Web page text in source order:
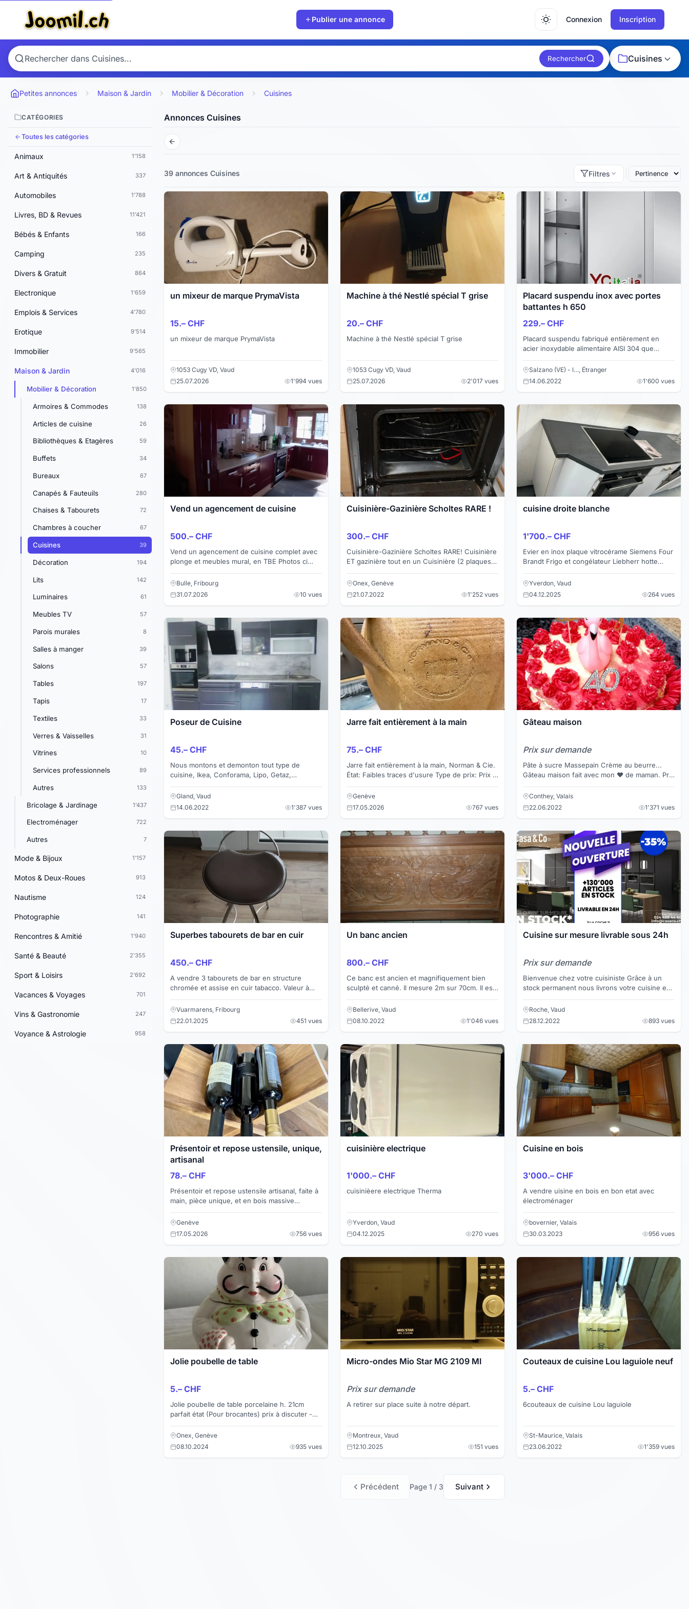
Publier une annonce Connexion Inscription
Rechercher Cuisines
Petites annonces Maison & Jardin Mobilier & Décoration Cuisines
CATÉGORIES
Toutes les catégories
Animaux 1'158
Art & Antiquités 337
Automobiles 1'788
Livres, BD & Revues 11'421
Bébés & Enfants 166
Camping 235
Divers & Gratuit 864
Electronique 1'659
Emplois & Services 4'780
Erotique 9'514
Immobilier 9'565
Maison & Jardin 4'016
Mobilier & Décoration 1'850
Armoires & Commodes 138
Articles de cuisine 26
Bibliothèques & Etagères 59
Buffets 34
Bureaux 67
Canapés & Fauteuils 280
Chaises & Tabourets 72
Chambres à coucher 67
Cuisines 39
Décoration 194
Lits 142
Luminaires 61
Meubles TV 57
Parois murales 8
Salles à manger 39
Salons 57
Tables 197
Tapis 17
Textiles 33
Verres & Vaisselles 31
Vitrines 10
Services professionnels 89
Autres 133
Bricolage & Jardinage 1'437
Electroménager 722
Autres 7
Mode & Bijoux 1'157
Motos & Deux-Roues 913
Nautisme 124
Photographie 141
Rencontres & Amitié 1'940
Santé & Beauté 2'355
Sport & Loisirs 2'692
Vacances & Voyages 701
Vins & Gastronomie 247
Voyance & Astrologie 958
Annonces Cuisines
39 annonces Cuisines Filtres
un mixeur de marque PrymaVista
15.– CHF
un mixeur de marque PrymaVista
1053 Cugy VD, Vaud
25.07.2026
1'994 vues
Machine à thé Nestlé spécial T grise
20.– CHF
Machine à thé Nestlé spécial T grise
1053 Cugy VD, Vaud
25.07.2026
2'017 vues
Placard suspendu inox avec portes
battantes h 650
229.– CHF
Placard suspendu fabriqué entièrement en
acier inoxydable alimentaire AISI 304 que
intermédiaire réglable pou...
Salzano (VE) - I…, Étranger
14.06.2022
1'600 vues
Vend un agencement de cuisine
500.– CHF
Vend un agencement de cuisine complet avec
plonge et meubles mural, en TBE Photos ci
Bulle, Fribourg
31.07.2026
10 vues
Cuisinière-Gazinière Scholtes RARE !
300.– CHF
Cuisinière-Gazinière Scholtes RARE! Cuisinière
ET gazinière tout en un Cuisinière (2 plaques
Scholtes ...
Onex, Genève
21.07.2022
1'252 vues
cuisine droite blanche
1'700.– CHF
Evier en inox plaque vitrocérame Siemens Four
Brandt Frigo et congélateur Liebherr hotte
ProTravail...
Yverdon, Vaud
04.12.2025
264 vues
Poseur de Cuisine
45.– CHF
Nous montons et demonton tout type de
cuisine, Ikea, Conforama, Lipo, Getaz,
meubles Montage p...
Gland, Vaud
14.06.2022
1'387 vues
Jarre fait entièrement à la main
75.– CHF
Jarre fait entièrement à la main, Norman & Cie.
État: Faibles traces d'usure Type de prix: Prix à
Genève
17.05.2026
767 vues
Gâteau maison
Prix sur demande
Pâte à sucre Massepain Crème au beurre...
Gãteau maison fait avec mon ❤ de maman. Prix
Conthey, Valais
22.06.2022
1'371 vues
Superbes tabourets de bar en cuir
450.– CHF
A vendre 3 tabourets de bar en structure
chromée et assise en cuir tabacco. Valeur à
Vuarmarens, Fribourg
22.01.2025
451 vues
Un banc ancien
800.– CHF
Ce banc est ancien et magnifiquement bien
sculpté et canné. Il mesure 2m sur 70cm. Il est
Bellerive, Vaud
08.10.2022
1'046 vues
Cuisine sur mesure livrable sous 24h
Prix sur demande
Bienvenue chez votre cuisiniste Grâce à un
stock permanent nous livrons votre cuisine en
meilleur pri...
Roche, Vaud
28.12.2022
893 vues
Présentoir et repose ustensile, unique,
artisanal
78.– CHF
Présentoir et repose ustensile artisanal, faite à
main, pièce unique, et en bois massive
(Chêne). Pour utilisations diverses que vous
pouvez imaginer,...
Genève
17.05.2026
756 vues
cuisinière electrique
1'000.– CHF
cuisinièere electrique Therma
Yverdon, Vaud
04.12.2025
270 vues
Cuisine en bois
3'000.– CHF
A vendre uisine en bois en bon etat avec
électroménager
bovernier, Valais
30.03.2023
956 vues
Jolie poubelle de table
5.– CHF
Jolie poubelle de table porcelaine h. 21cm
parfait état (Pour brocantes) prix à discuter -
Onex, Genève
08.10.2024
935 vues
Micro-ondes Mio Star MG 2109 MI
Prix sur demande
A retirer sur place suite à notre départ.
Montreux, Vaud
12.10.2025
151 vues
Couteaux de cuisine Lou laguiole neuf
5.– CHF
6couteaux de cuisine Lou laguiole
St-Maurice, Valais
23.06.2022
1'359 vues
Précédent Page 1 / 3 Suivant